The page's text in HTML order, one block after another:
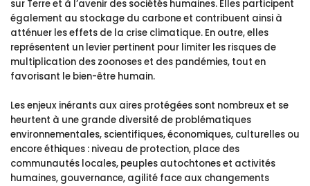
sur Terre et à l’avenir des sociétés humaines. Elles participent
également au stockage du carbone et contribuent ainsi à
atténuer les effets de la crise climatique. En outre, elles
représentent un levier pertinent pour limiter les risques de
multiplication des zoonoses et des pandémies, tout en
favorisant le bien-être humain.
Les enjeux inérants aux aires protégées sont nombreux et se
heurtent à une grande diversité de problématiques
environnementales, scientifiques, économiques, culturelles ou
encore éthiques : niveau de protection, place des
communautés locales, peuples autochtones et activités
humaines, gouvernance, agilité face aux changements